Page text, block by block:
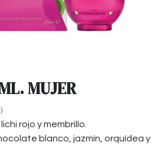
MUJER
rojo y membrillo.
blanco, jazmín, orquídea y